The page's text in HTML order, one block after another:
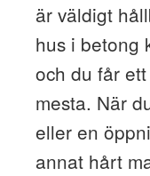
är väldigt
hus i betong
och du får
mesta. När
eller en
annat hårt